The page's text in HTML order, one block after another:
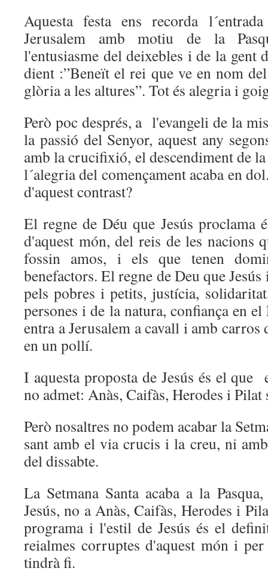
Aquesta festa ens recorda
Jerusalem amb motiu de la
l'entusiasme del deixebles i de la gent
dient :”Beneït el rei que ve en nom
glòria a les altures”. Tot és alegria i
Però poc després, a l'evangeli de la
la passió del Senyor, aquest any
amb la crucifixió, el descendiment de
l´alegria del començament acaba en
d'aquest contrast?
El regne de Déu que Jesús proclama
d'aquest món, del reis de les nacions
fossin amos, i els que tenen
benefactors. El regne de Deu que
pels pobres i petits, justícia,
persones i de la natura, confiança en el
entra a Jerusalem a cavall i amb
en un pollí.
I aquesta proposta de Jesús és el que
no admet: Anàs, Caifàs, Herodes i Pilat
Però nosaltres no podem acabar la
sant amb el via crucis i la creu, ni
del dissabte.
La Setmana Santa acaba a la
Jesús, no a Anàs, Caifàs, Herodes i
programa i l'estil de Jesús és el
reialmes corruptes d'aquest món i
tindrà fi.